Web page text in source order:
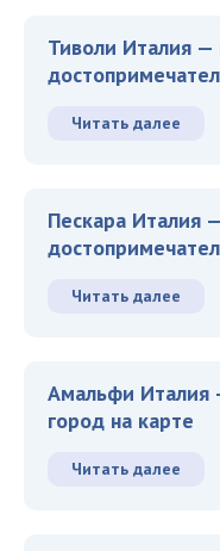
Тиволи Италия —
Читать далее
Пескара Италия
Читать далее
Амальфи Италия
город на карте
Читать далее